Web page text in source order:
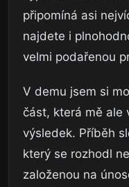
připomíná asi
najdete i
velmi podařenou
V demu jsem si
část, která mě ale
výsledek. Příběh
který se rozhodl
založenou na